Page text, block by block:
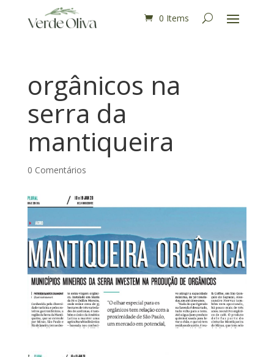
0 Items
orgânicos na
serra da
mantiqueira
0 Comentários